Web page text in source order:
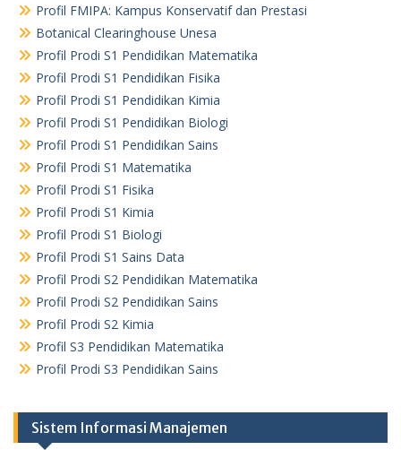
Profil FMIPA: Kampus Konservatif dan Prestasi
Botanical Clearinghouse Unesa
Profil Prodi S1 Pendidikan Matematika
Profil Prodi S1 Pendidikan Fisika
Profil Prodi S1 Pendidikan Kimia
Profil Prodi S1 Pendidikan Biologi
Profil Prodi S1 Pendidikan Sains
Profil Prodi S1 Matematika
Profil Prodi S1 Fisika
Profil Prodi S1 Kimia
Profil Prodi S1 Biologi
Profil Prodi S1 Sains Data
Profil Prodi S2 Pendidikan Matematika
Profil Prodi S2 Pendidikan Sains
Profil Prodi S2 Kimia
Profil S3 Pendidikan Matematika
Profil Prodi S3 Pendidikan Sains
Sistem Informasi Manajemen